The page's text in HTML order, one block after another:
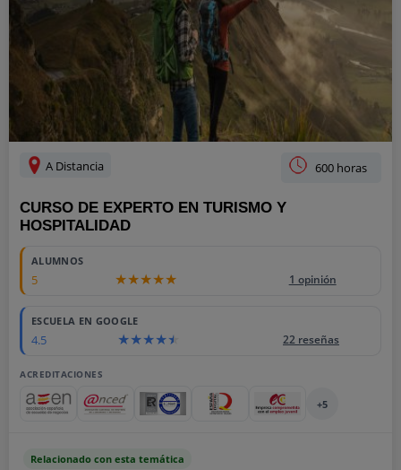
A Distancia 600 horas
CURSO DE EXPERTO EN TURISMO Y
HOSPITALIDAD
ALUMNOS
5 1 opinión
ESCUELA EN GOOGLE
4.5 22 reseñas
ACREDITACIONES
+5
Relacionado con esta temática